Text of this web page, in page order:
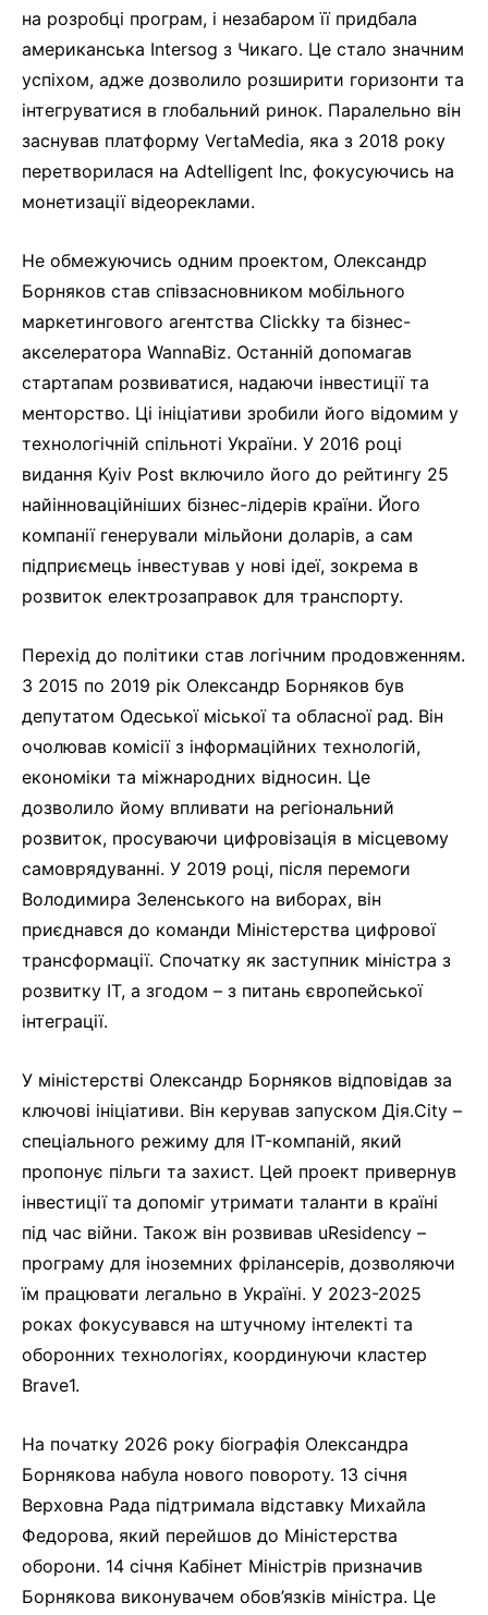
на розробці програм, і незабаром її придбала
американська Intersog з Чикаго. Це стало значним
успіхом, адже дозволило розширити горизонти та
інтегруватися в глобальний ринок. Паралельно він
заснував платформу VertaMedia, яка з 2018 року
перетворилася на Adtelligent Inc, фокусуючись на
монетизації відеореклами.
Не обмежуючись одним проектом, Олександр
Борняков став співзасновником мобільного
маркетингового агентства Clickky та бізнес-
акселератора WannaBiz. Останній допомагав
стартапам розвиватися, надаючи інвестиції та
менторство. Ці ініціативи зробили його відомим у
технологічній спільноті України. У 2016 році
видання Kyiv Post включило його до рейтингу 25
найінноваційніших бізнес-лідерів країни. Його
компанії генерували мільйони доларів, а сам
підприємець інвестував у нові ідеї, зокрема в
розвиток електрозаправок для транспорту.
Перехід до політики став логічним продовженням.
З 2015 по 2019 рік Олександр Борняков був
депутатом Одеської міської та обласної рад. Він
очолював комісії з інформаційних технологій,
економіки та міжнародних відносин. Це
дозволило йому впливати на регіональний
розвиток, просуваючи цифровізація в місцевому
самоврядуванні. У 2019 році, після перемоги
Володимира Зеленського на виборах, він
приєднався до команди Міністерства цифрової
трансформації. Спочатку як заступник міністра з
розвитку IT, а згодом – з питань європейської
інтеграції.
У міністерстві Олександр Борняков відповідав за
ключові ініціативи. Він керував запуском Дія.City –
спеціального режиму для IT-компаній, який
пропонує пільги та захист. Цей проект привернув
інвестиції та допоміг утримати таланти в країні
під час війни. Також він розвивав uResidency –
програму для іноземних фрілансерів, дозволяючи
їм працювати легально в Україні. У 2023-2025
роках фокусувався на штучному інтелекті та
оборонних технологіях, координуючи кластер
Brave1.
На початку 2026 року біографія Олександра
Борнякова набула нового повороту. 13 січня
Верховна Рада підтримала відставку Михайла
Федорова, який перейшов до Міністерства
оборони. 14 січня Кабінет Міністрів призначив
Борнякова виконувачем обов’язків міністра. Це